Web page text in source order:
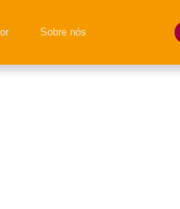
Sobre nós